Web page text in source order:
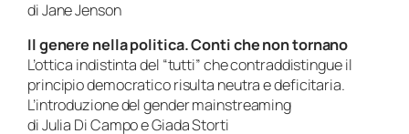
di Jane Jenson
Il genere nella politica. Conti che non tornano
L’ottica indistinta del “tutti” che contraddistingue il
principio democratico risulta neutra e deficitaria.
L’introduzione del gender mainstreaming
di Julia Di Campo e Giada Storti